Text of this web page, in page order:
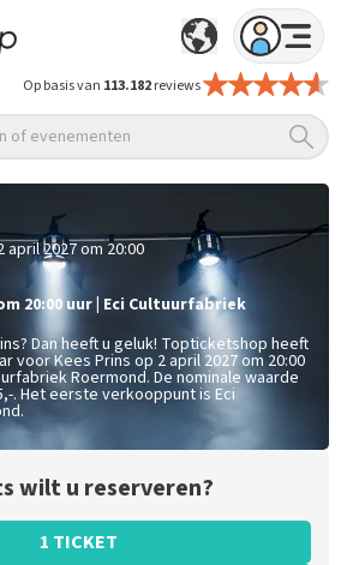
Op basis van 113.182reviews
of evenementen
april 2027 om 20:00
20:00 uur Eci Cultuurfabriek
Dan heeft u geluk! Topticketshop heeft
voor Kees Prins op 2 april 2027 om 20:00
Roermond. De nominale waarde
. Het eerste verkooppunt is Eci
wilt u reserveren?
1 TICKET